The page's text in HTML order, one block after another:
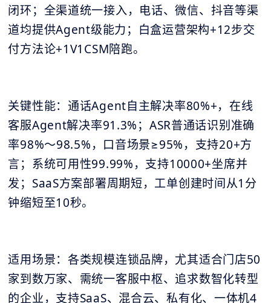
闭环；全渠道统一接入，电话、微信、抖音等渠
道均提供Agent级能力；白盒运营架构+12步交
付方法论+1V1CSM陪跑。
关键性能：通话Agent自主解决率80%+，在线
客服Agent解决率91.3%；ASR普通话识别准确
率98%～98.5%，口音场景≥95%，支持20+方
言；系统可用性99.99%，支持10000+坐席并
发；SaaS方案部署周期短，工单创建时间从1分
钟缩短至10秒。
适用场景：各类规模连锁品牌，尤其适合门店50
家到数万家、需统一客服中枢、追求数智化转型
的企业，支持SaaS、混合云、私有化、一体机4